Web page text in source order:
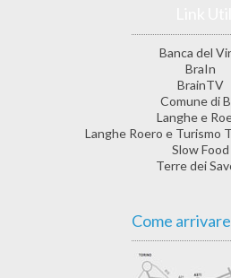
Banca del
BraIn
BrainTV
Comune di
Langhe e
Langhe Roero e Turismo
Slow Food
Terre dei
Come